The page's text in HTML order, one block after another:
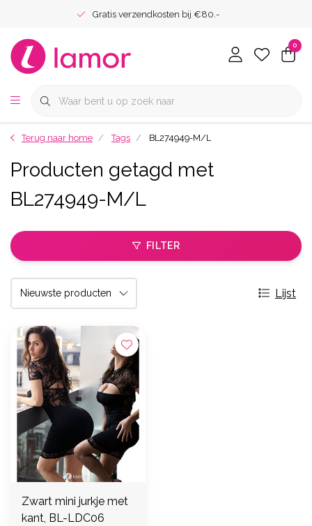
Gratis verzendkosten bij €80.-
0
Terug naar home Tags BL274949-M/L
Producten getagd met
BL274949-M/L
FILTER
Lijst
Zwart mini jurkje met
kant, BL-LDC06